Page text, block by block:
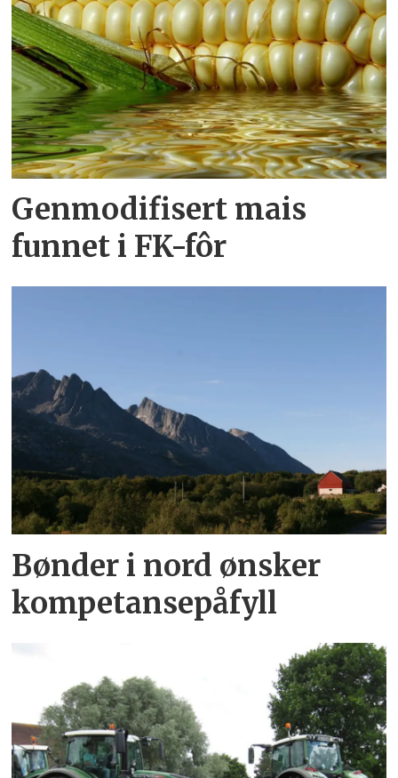
Genmodifisert mais
funnet i FK-fôr
Bønder i nord ønsker
kompetansepåfyll